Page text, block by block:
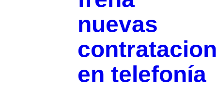
nuevas
en telefonía